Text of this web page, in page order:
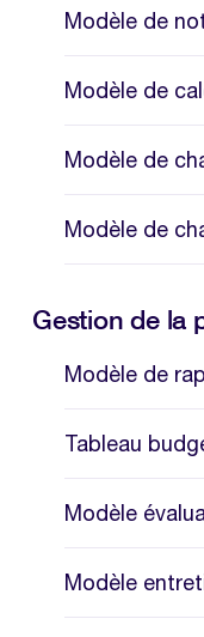
Modèle de
Modèle de
Modèle de
Modèle de
Gestion de la
Modèle de
Tableau
Modèle
Modèle